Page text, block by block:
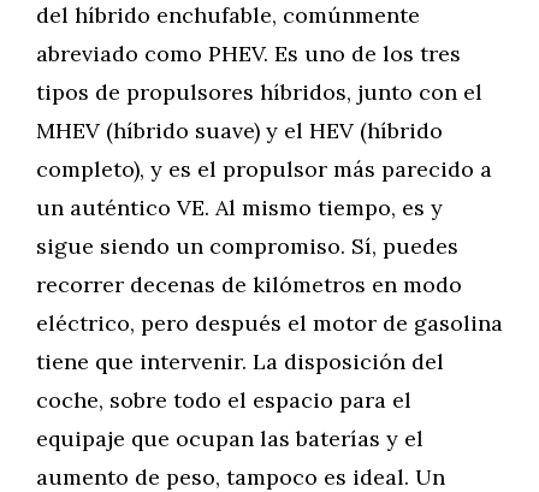
del híbrido enchufable, comúnmente
abreviado como PHEV. Es uno de los tres
tipos de propulsores híbridos, junto con el
MHEV (híbrido suave) y el HEV (híbrido
completo), y es el propulsor más parecido a
un auténtico VE. Al mismo tiempo, es y
sigue siendo un compromiso. Sí, puedes
recorrer decenas de kilómetros en modo
eléctrico, pero después el motor de gasolina
tiene que intervenir. La disposición del
coche, sobre todo el espacio para el
equipaje que ocupan las baterías y el
aumento de peso, tampoco es ideal. Un